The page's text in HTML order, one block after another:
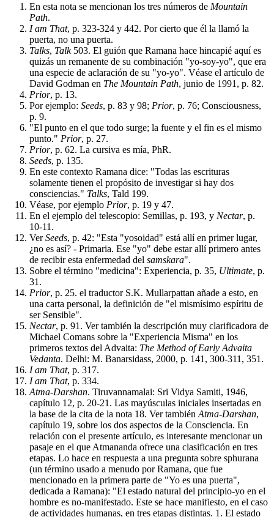
En esta nota se mencionan los tres números de Mountain
Path.
I am That, p. 323-324 y 442. Por cierto que él la llamó la
puerta, no una puerta.
Talks, Talk503. El guión que Ramana hace hincapié aquí es
quizás un remanente de su combinación "yo-soy-yo", que era
una especie de aclaración de su "yo-yo". Véase el artículo de
David Godman en The Mountain Path, junio de 1991, p. 82.
Prior, p. 13.
Por ejemplo: Seeds, p. 83 y 98; Prior, p. 76; Consciousness,
p. 9.
"El punto en el que todo surge; la fuente y el fin es el mismo
punto." Prior, p. 27.
Prior, p. 62. La cursiva es mía, PhR.
Seeds, p. 135.
En este contexto Ramana dice: "Todas las escrituras
solamente tienen el propósito de investigar si hay dos
consciencias." Talks, Tald 199.
Véase, por ejemplo Prior, p. 19 y 47.
En el ejemplo del telescopio: Semillas, p. 193, y Nectar, p.
10-11.
VerSeeds, p. 42: "Esta "yosoidad" está allí en primer lugar,
¿no es así? - Primaria. Ese "yo" debe estar allí primero antes
de recibir esta enfermedad del samskara".
Sobre el término "medicina": Experiencia, p. 35, Ultimate, p.
31.
Prior, p. 25. el traductor S.K. Mullarpattan añade a esto, en
una carta personal, la definición de "el mismísimo espíritu de
ser Sensible".
Nectar, p. 91. Ver también la descripción muy clarificadora de
Michael Comans sobre la "Experiencia Misma" en los
primeros textos del Advaita: The Method of Early Advaita
Vedanta. Delhi: M. Banarsidass, 2000, p. 141, 300-311, 351.
I am That, p. 317.
I am That, p. 334.
Atma-Darshan. Tiruvannamalai: Sri Vidya Samiti, 1946,
capítulo 12, p. 20-21. Las mayúsculas iniciales insertadas en
la base de la cita de la nota 18. Ver también Atma-Darshan,
capítulo 19, sobre los dos aspectos de la Consciencia. En
relación con el presente artículo, es interesante mencionar un
pasaje en el que Atmananda ofrece una clasificación en tres
etapas. Lo hace en respuesta a una pregunta sobre sphurana
(un término usado a menudo por Ramana, que fue
mencionado en la primera parte de "Yo es una puerta",
dedicada a Ramana): "El estado natural del principio-yo en el
hombre es no-manifestado. Este se hace manifiesto, en el caso
de actividades humanas, en tres etapas distintas. 1. El estado